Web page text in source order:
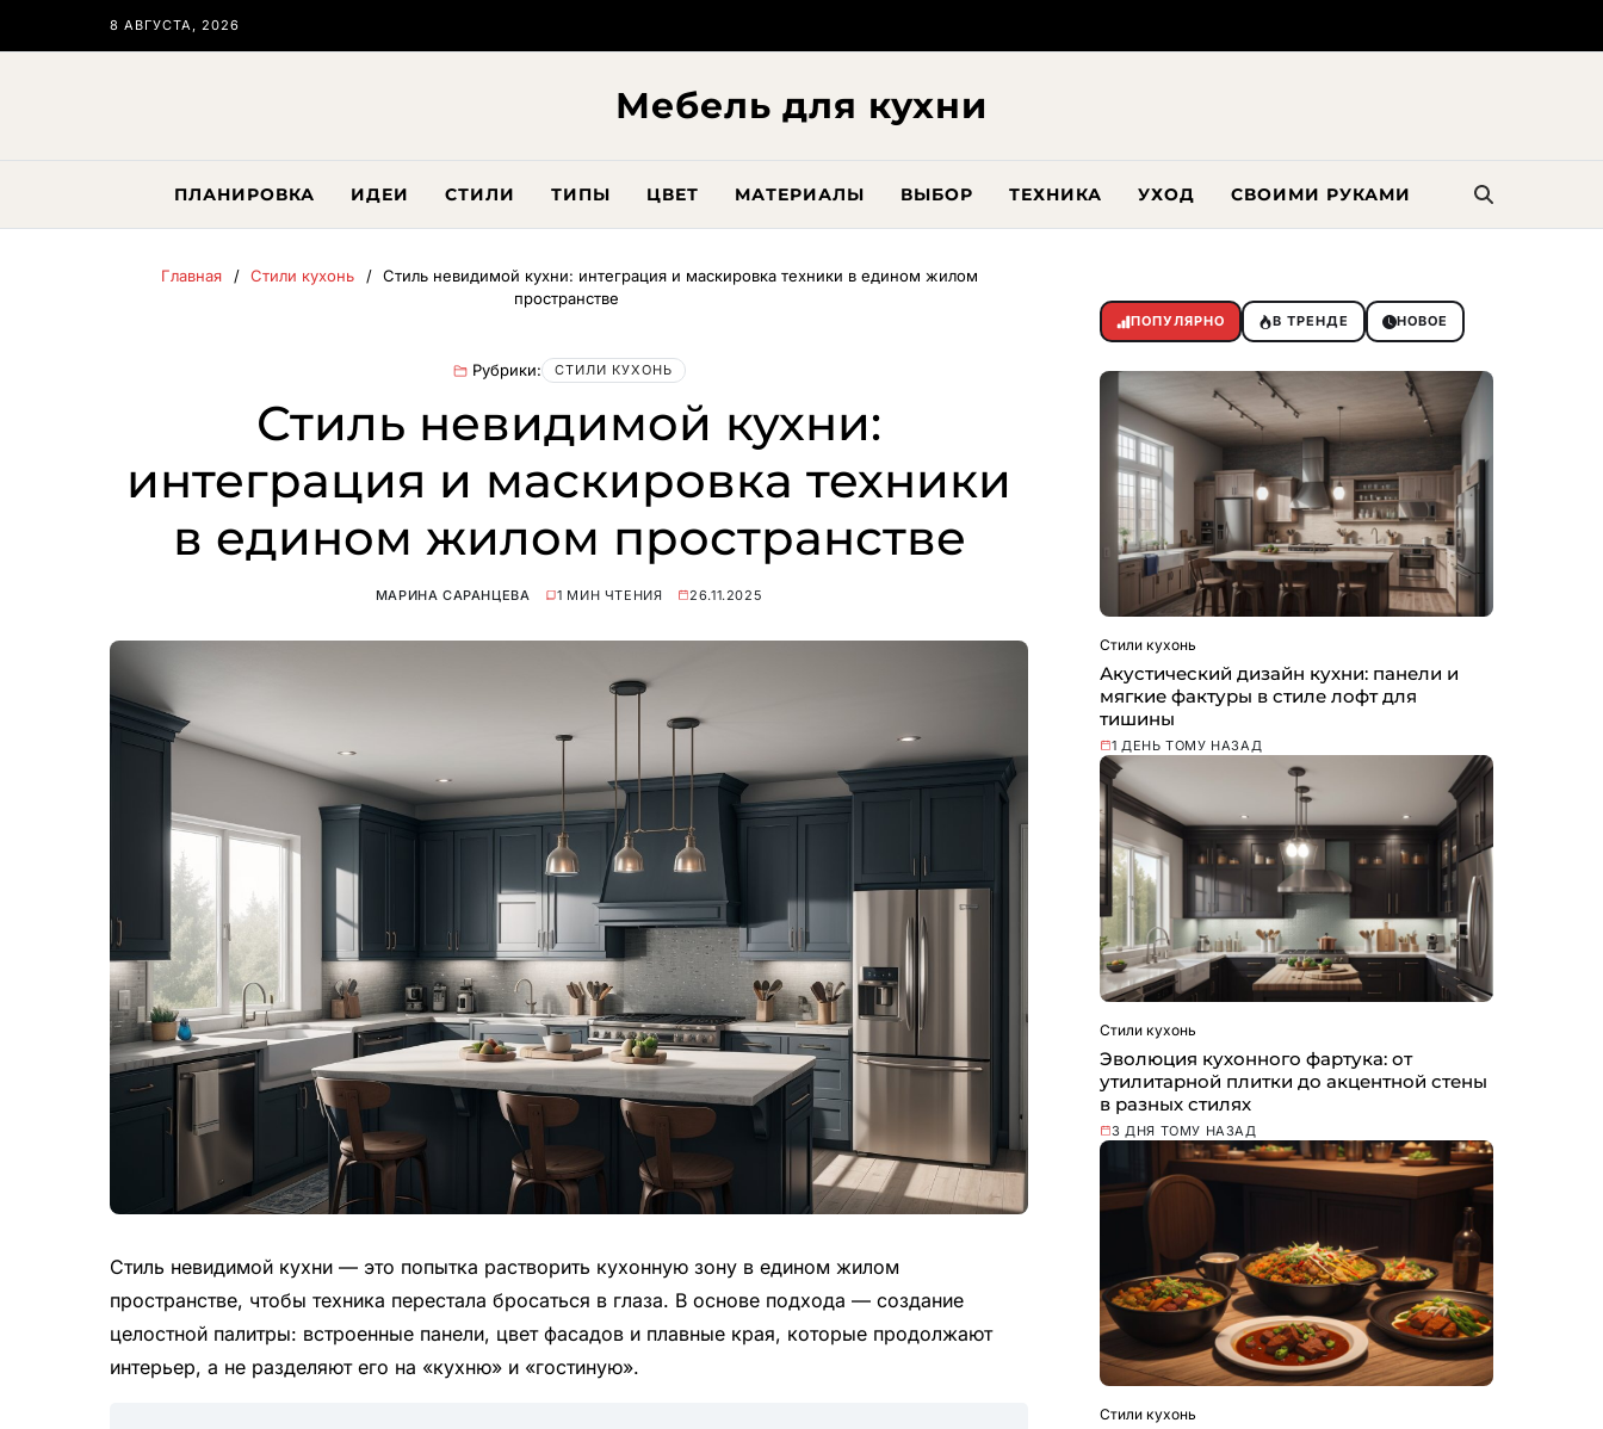
8 АВГУСТА, 2026
Мебель для кухни
ПЛАНИРОВКА ИДЕИ СТИЛИ ТИПЫ ЦВЕТ МАТЕРИАЛЫ ВЫБОР ТЕХНИКА УХОД СВОИМИ РУКАМИ
Главная Стили кухонь
Стиль невидимой кухни: интеграция и маскировка техники в едином жилом
пространстве
Рубрики: СТИЛИ КУХОНЬ
Стиль невидимой кухни:
интеграция и маскировка техники
в едином жилом пространстве
МАРИНА САРАНЦЕВА 1 МИН ЧТЕНИЯ 26.11.2025
Стиль невидимой кухни — это попытка растворить кухонную зону в едином жилом
пространстве, чтобы техника перестала бросаться в глаза. В основе подхода — создание
целостной палитры: встроенные панели, цвет фасадов и плавные края, которые продолжают
интерьер, а не разделяют его на «кухню» и «гостиную».
ПОПУЛЯРНО В ТРЕНДЕ НОВОЕ
Стили кухонь
Акустический дизайн кухни: панели и
мягкие фактуры в стиле лофт для
тишины
1 ДЕНЬ ТОМУ НАЗАД
Стили кухонь
Эволюция кухонного фартука: от
утилитарной плитки до акцентной стены
в разных стилях
3 ДНЯ ТОМУ НАЗАД
Стили кухонь